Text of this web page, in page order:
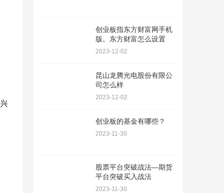
创业板指东方财富网手机
版。东方财富怎么设置
2023-12-02
昆山龙腾光电股份有限公
司怎么样
2023-12-02
创业板的基金有哪些？
2023-11-30
股票平台突破战法—期货
平台突破买入战法
2023-11-30